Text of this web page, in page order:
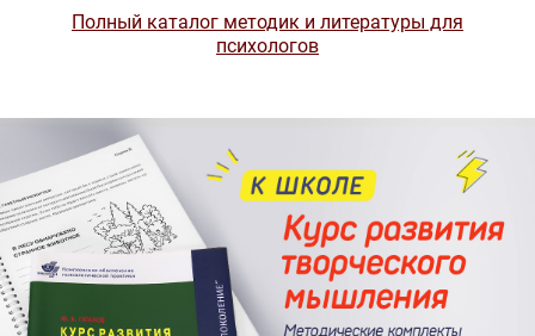
Полный каталог методик и литературы для
психологов